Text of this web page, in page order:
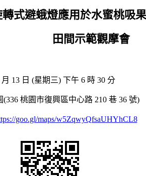
轉式避蛾燈應用於水蜜桃吸
田間示範觀摩會
三) 下午 6 時 30 分
區中心路 210 巷 36 號)
goo.gl/maps/w5ZqwyQfsaUHYhCL8